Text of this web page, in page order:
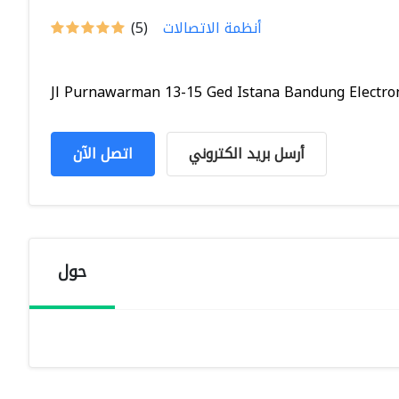
(5) أنظمة الاتصالات
Jl Purnawarman 13-15 Ged Istana Bandung
اتصل الآن أرسل بريد الكتروني
حول